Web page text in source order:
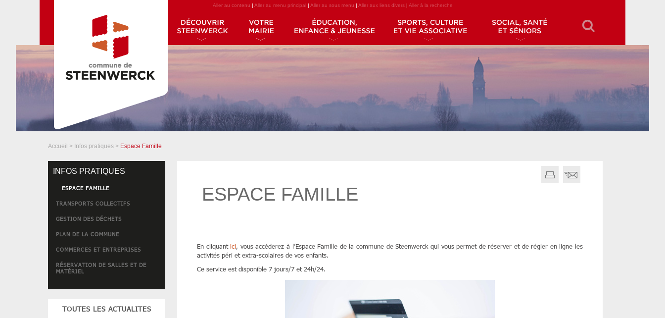
Aller au contenu | Aller au menu principal| Aller au sous menu | Aller aux liens divers| Aller à la recherche
Accueil > Infos pratiques > Espace Famille
INFOS PRATIQUES
ESPACE FAMILLE
TRANSPORTS COLLECTIFS
GESTION DES DÉCHETS
PLAN DE LA COMMUNE
COMMERCES ET ENTREPRISES
RÉSERVATION DE SALLES ET DE
MATÉRIEL
TOUTES LES ACTUALITES
ESPACE FAMILLE
En cliquantici, vous accéderez à l’Espace Famille de la commune de Steenwerck qui vous permet de réserver et de régler en ligne les
activités péri et extra-scolaires de vos enfants.
Ce service est disponible 7 jours/7 et 24h/24.